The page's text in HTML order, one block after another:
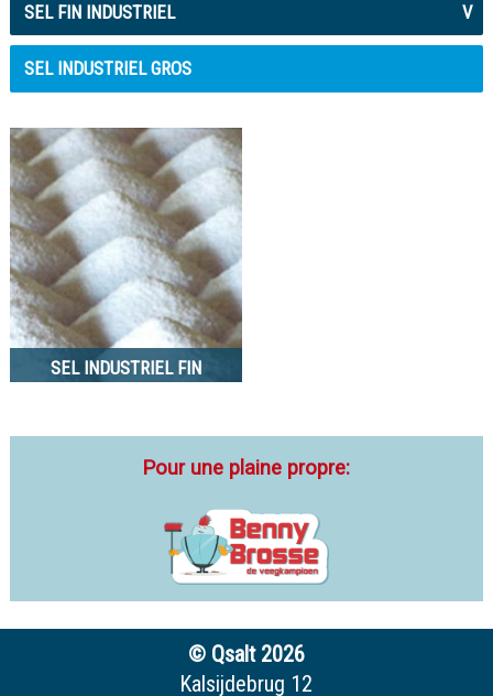
SEL FIN INDUSTRIEL V
SEL INDUSTRIEL GROS
SEL INDUSTRIEL FIN
Pour une plaine propre:
© Qsalt 2026
Kalsijdebrug 12